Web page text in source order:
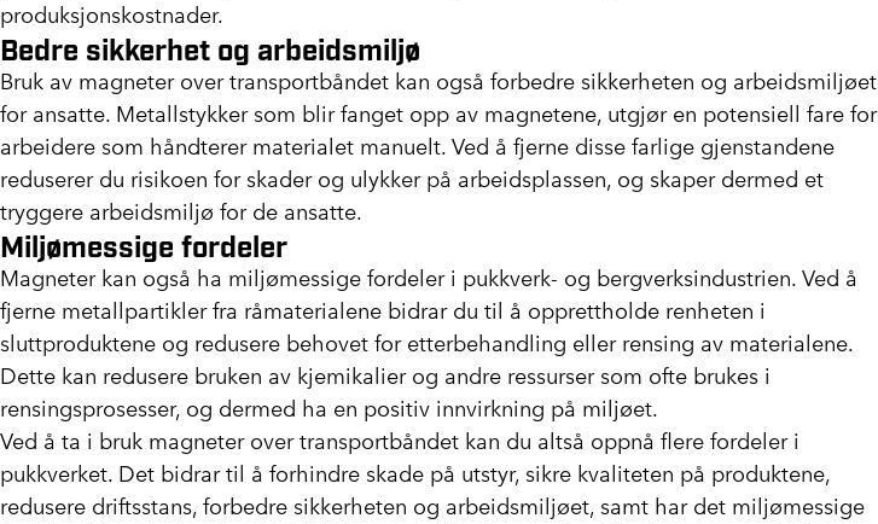
produksjonskostnader.
Bedre sikkerhet og arbeidsmiljø
Bruk av magneter over transportbåndet kan også forbedre sikkerheten og arbeidsmiljøet
for ansatte. Metallstykker som blir fanget opp av magnetene, utgjør en potensiell fare for
arbeidere som håndterer materialet manuelt. Ved å fjerne disse farlige gjenstandene
reduserer du risikoen for skader og ulykker på arbeidsplassen, og skaper dermed et
tryggere arbeidsmiljø for de ansatte.
Miljømessige fordeler
Magneter kan også ha miljømessige fordeler i pukkverk- og bergverksindustrien. Ved å
fjerne metallpartikler fra råmaterialene bidrar du til å opprettholde renheten i
sluttproduktene og redusere behovet for etterbehandling eller rensing av materialene.
Dette kan redusere bruken av kjemikalier og andre ressurser som ofte brukes i
rensingsprosesser, og dermed ha en positiv innvirkning på miljøet.
Ved å ta i bruk magneter over transportbåndet kan du altså oppnå flere fordeler i
pukkverket. Det bidrar til å forhindre skade på utstyr, sikre kvaliteten på produktene,
redusere driftsstans, forbedre sikkerheten og arbeidsmiljøet, samt har det miljømessige